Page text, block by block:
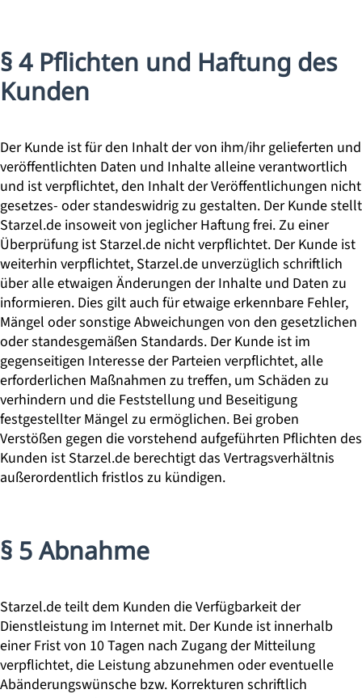
§ 4 Pflichten und Haftung des
Kunden
Der Kunde ist für den Inhalt der von ihm/ihr gelieferten und
veröffentlichten Daten und Inhalte alleine verantwortlich
und ist verpflichtet, den Inhalt der Veröffentlichungen nicht
gesetzes- oder standeswidrig zu gestalten. Der Kunde stellt
Starzel.de insoweit von jeglicher Haftung frei. Zu einer
Überprüfung ist Starzel.de nicht verpflichtet. Der Kunde ist
weiterhin verpflichtet, Starzel.de unverzüglich schriftlich
über alle etwaigen Änderungen der Inhalte und Daten zu
informieren. Dies gilt auch für etwaige erkennbare Fehler,
Mängel oder sonstige Abweichungen von den gesetzlichen
oder standesgemäßen Standards. Der Kunde ist im
gegenseitigen Interesse der Parteien verpflichtet, alle
erforderlichen Maßnahmen zu treffen, um Schäden zu
verhindern und die Feststellung und Beseitigung
festgestellter Mängel zu ermöglichen. Bei groben
Verstößen gegen die vorstehend aufgeführten Pflichten des
Kunden ist Starzel.de berechtigt das Vertragsverhältnis
außerordentlich fristlos zu kündigen.
§ 5 Abnahme
Starzel.de teilt dem Kunden die Verfügbarkeit der
Dienstleistung im Internet mit. Der Kunde ist innerhalb
einer Frist von 10 Tagen nach Zugang der Mitteilung
verpflichtet, die Leistung abzunehmen oder eventuelle
Abänderungswünsche bzw. Korrekturen schriftlich